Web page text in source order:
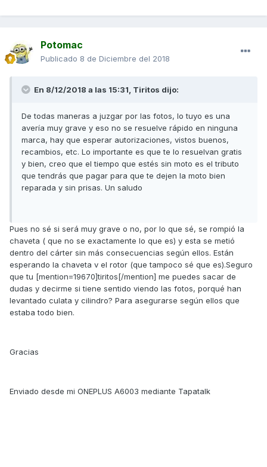
Potomac
Publicado 8 de Diciembre del 2018
En 8/12/2018 a las 15:31, Tiritos dijo:
De todas maneras a juzgar por las fotos, lo tuyo es una
avería muy grave y eso no se resuelve rápido en ninguna
marca, hay que esperar autorizaciones, vistos buenos,
recambios, etc. Lo importante es que te lo resuelvan gratis
y bien, creo que el tiempo que estés sin moto es el tributo
que tendrás que pagar para que te dejen la moto bien
reparada y sin prisas. Un saludo
Pues no sé si será muy grave o no, por lo que sé, se rompió la
chaveta ( que no se exactamente lo que es) y esta se metió
dentro del cárter sin más consecuencias según ellos. Están
esperando la chaveta v el rotor (que tampoco sé que es).Seguro
que tu [mention=19670]tiritos[/mention] me puedes sacar de
dudas y decirme si tiene sentido viendo las fotos, porqué han
levantado culata y cilindro? Para asegurarse según ellos que
estaba todo bien.
Gracias
Enviado desde mi ONEPLUS A6003 mediante Tapatalk